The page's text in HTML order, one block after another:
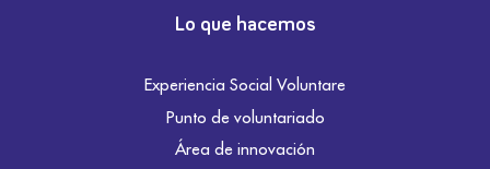
Lo que hacemos
Experiencia Social Voluntare
Punto de voluntariado
Área de innovación